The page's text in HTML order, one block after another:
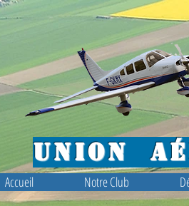
Union
Accueil Notre Club